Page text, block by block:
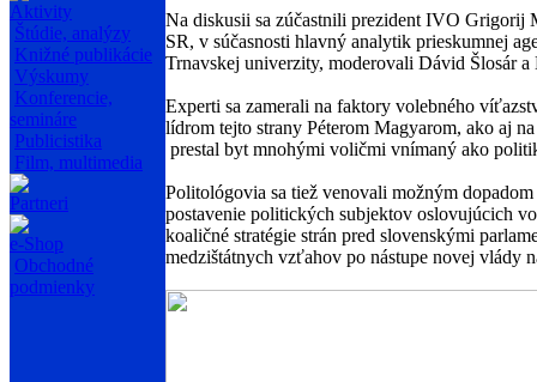
Aktivity
Štúdie, analýzy
Knižné publikácie
Výskumy
Konferencie,
semináre
Publicistika
Film, multimedia
Partneri
e-Shop
Obchodné
podmienky
Na diskusii sa zúčastnili prezident IVO
SR, v súčasnosti hlavný analytik prieskumnej
Trnavskej univerzity, moderovali Dávid Šlosár
Experti sa zamerali na faktory volebného
lídrom tejto strany Péterom Magyarom, ako aj
prestal byt mnohými voličmi vnímaný ako
Politológovia sa tiež venovali možným
postavenie politických subjektov oslovujúcich
koaličné stratégie strán pred slovenskými
medzištátnych vzťahov po nástupe novej vlády